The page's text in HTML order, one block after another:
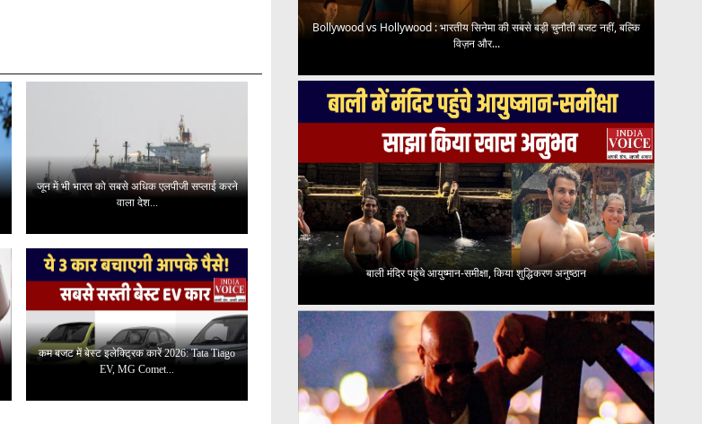
जून में भी भारत को सबसे अधिक एलपीजी सप्लाई करने
वाला देश...
कम बजट में बेस्ट इलेक्ट्रिक कारें 2026: Tata Tiago
EV, MG Comet...
Bollywood vs Hollywood : भारतीय सिनेमा की सबसे बड़ी चुनौती बजट नहीं, बल्कि
विज़न और...
बाली मंदिर पहुंचे आयुष्मान-समीक्षा, किया शुद्धिकरण अनुष्ठान